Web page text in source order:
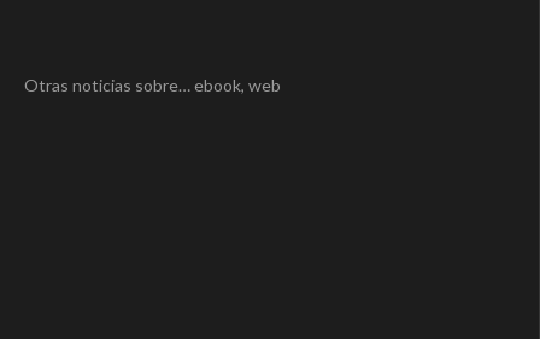
Otras noticias sobre… ebook, web